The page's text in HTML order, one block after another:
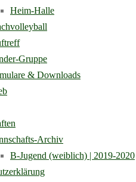
Heim-Halle
Gruppe
& Downloads
Archiv
B-Jugend (weiblich) | 2019-2020